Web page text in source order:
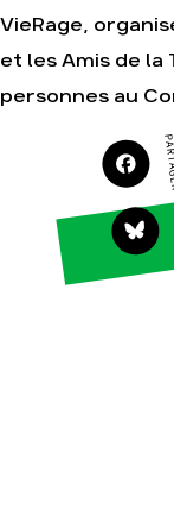
Agir
Agir au
campagnes
Transmettre
patrimoine
VieRage,
et les Amis de
personnes au